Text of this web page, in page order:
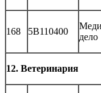
168 5В110400
дело
12. Ветеринария